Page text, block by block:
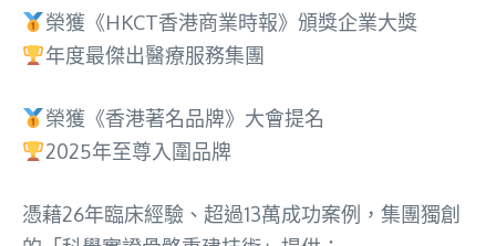
榮獲《HKCT香港商業時報》頒獎企業大獎
年度最傑出醫療服務集團
榮獲《香港著名品牌》大會提名
2025年至尊入圍品牌
憑藉26年臨床經驗、超過13萬成功案例，集團獨創